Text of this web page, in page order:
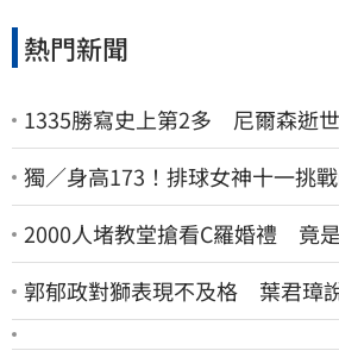
熱門新聞
1335勝寫史上第2多 尼爾森逝
獨／身高173！排球女神十一挑
2000人堵教堂搶看C羅婚禮 竟
郭郁政對獅表現不及格 葉君璋